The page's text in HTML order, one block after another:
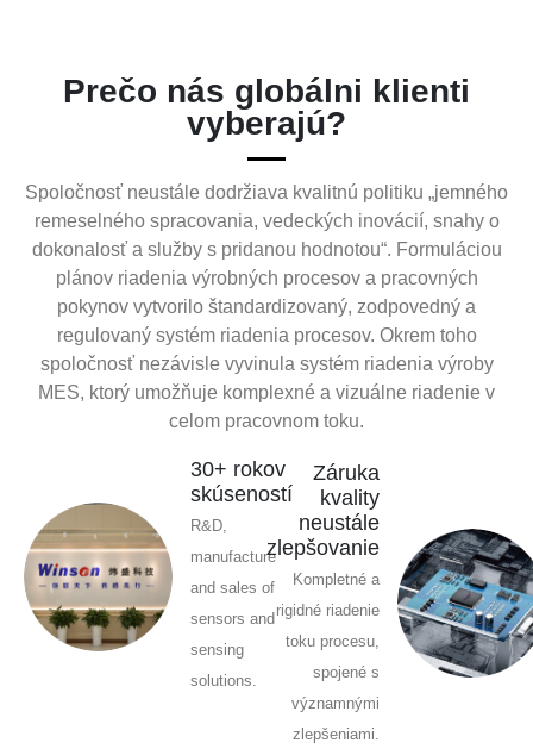
Prečo nás globálni klienti
vyberajú?
Spoločnosť neustále dodržiava kvalitnú politiku „jemného
remeselného spracovania, vedeckých inovácií, snahy o
dokonalosť a služby s pridanou hodnotou“. Formuláciou
plánov riadenia výrobných procesov a pracovných
pokynov vytvorilo štandardizovaný, zodpovedný a
regulovaný systém riadenia procesov. Okrem toho
spoločnosť nezávisle vyvinula systém riadenia výroby
MES, ktorý umožňuje komplexné a vizuálne riadenie v
celom pracovnom toku.
30+ rokov
skúseností
R&D,
manufacture
and sales of
sensors and
sensing
solutions.
Záruka
kvality
neustále
zlepšovanie
Kompletné a
rigidné riadenie
toku procesu,
spojené s
významnými
zlepšeniami.